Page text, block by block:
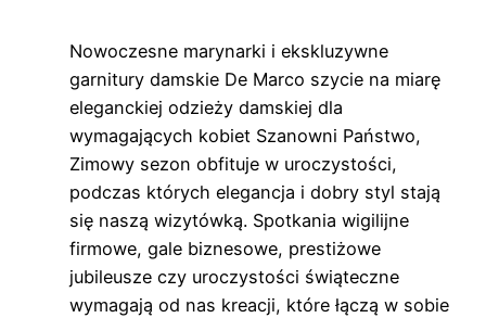
Nowoczesne marynarki i ekskluzywne
garnitury damskie De Marco szycie na miarę
eleganckiej odzieży damskiej dla
wymagających kobiet Szanowni Państwo,
Zimowy sezon obfituje w uroczystości,
podczas których elegancja i dobry styl stają
się naszą wizytówką. Spotkania wigilijne
firmowe, gale biznesowe, prestiżowe
jubileusze czy uroczystości świąteczne
wymagają od nas kreacji, które łączą w sobie